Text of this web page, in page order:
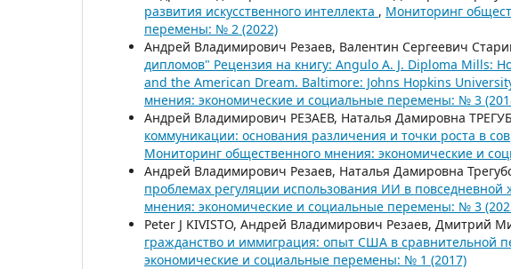
развития искусственного интеллекта , Мониторинг
перемены: № 2 (2022)
Андрей Владимирович Резаев, Валентин Сергеевич
дипломов" Рецензия на книгу: Angulo A. J. Diploma Mills:
and the American Dream. Baltimore: Johns Hopkins
мнения: экономические и социальные перемены: № 3
Андрей Владимирович РЕЗАЕВ, Наталья Дамировна
коммуникации: основания различения и точки роста в
Мониторинг общественного мнения: экономические и
Андрей Владимирович Резаев, Наталья Дамировна
проблемах регуляции использования ИИ в повседневной
мнения: экономические и социальные перемены: № 3
Peter J KIVISTO, Андрей Владимирович Резаев, Дмитрий
гражданство и иммиграция: опыт США в сравнительной
экономические и социальные перемены: № 1 (2017)